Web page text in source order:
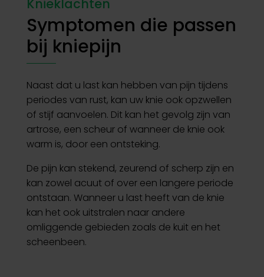
Knieklachten
Symptomen die passen
bij kniepijn
Naast dat u last kan hebben van pijn tijdens
periodes van rust, kan uw knie ook opzwellen
of stijf aanvoelen. Dit kan het gevolg zijn van
artrose, een scheur of wanneer de knie ook
warm is, door een ontsteking.
De pijn kan stekend, zeurend of scherp zijn en
kan zowel acuut of over een langere periode
ontstaan. Wanneer u last heeft van de knie
kan het ook uitstralen naar andere
omliggende gebieden zoals de kuit en het
scheenbeen.